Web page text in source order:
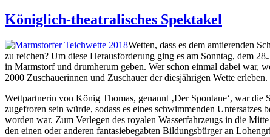
Königlich-theatralisches Spektakel
Wetten, dass es dem amtierenden
zu reichen? Um diese Herausforderung ging es am Sonntag, dem
in Marmstorf und drumherum geben. Wer schon einmal dabei war,
2000 Zuschauerinnen und Zuschauer der diesjährigen Wette erleben.
Wettpartnerin von König Thomas, genannt ‚Der Spontane‘, war
zugefroren sein würde, sodass es eines schwimmenden
worden war. Zum Verlegen des royalen Wasserfahrzeugs in die
den einen oder anderen fantasiebegabten Bildungsbürger an